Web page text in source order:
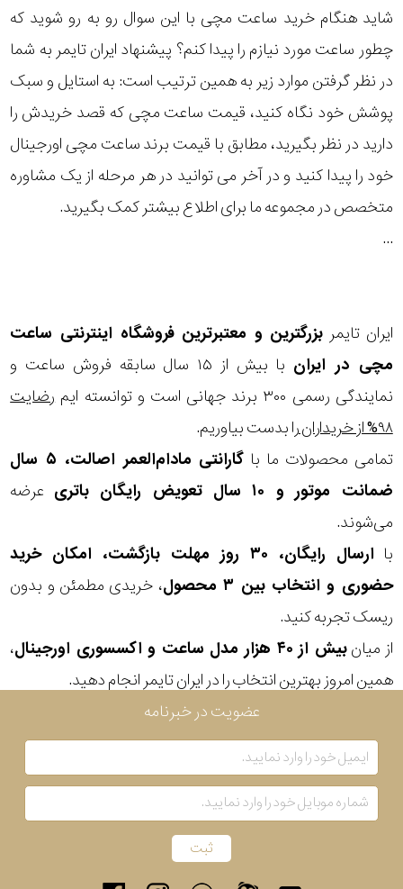
شاید هنگام خرید ساعت مچی با این سوال رو به رو شوید که
چطور ساعت مورد نیازم را پیدا کنم؟ پیشنهاد ایران تایمر به شما
در نظر گرفتن موارد زیر به همین ترتیب است: به استایل و سبک
پوشش خود نگاه کنید، قیمت ساعت مچی که قصد خریدش را
دارید در نظر بگیرید، مطابق با قیمت برند ساعت مچی اورجینال
خود را پیدا کنید و در آخر می توانید در هر مرحله از یک مشاوره
متخصص در مجموعه ما برای اطلاع بیشتر کمک بگیرید.
...
ایران تایمر بزرگترین و معتبرترین فروشگاه اینترنتی ساعت
مچی در ایران
با بیش از ۱۵ سال سابقه فروش ساعت و
نمایندگی رسمی ۳۰۰ برند جهانی است و توانسته ایم
رضایت
۹۸% از خریداران
را بدست بیاوریم.
تمامی محصولات ما با
گارانتی مادام‌العمر اصالت، ۵ سال
ضمانت موتور و ۱۰ سال تعویض رایگان باتری
عرضه
می‌شوند.
با
ارسال رایگان، ۳۰ روز مهلت بازگشت، امکان خرید
حضوری و انتخاب بین ۳ محصول
، خریدی مطمئن و بدون
ریسک تجربه کنید.
از میانبیش از ۴۰ هزار مدل ساعت و اکسسوری اورجینال
،
همین امروز بهترین انتخاب را در ایران تایمر انجام دهید.
متی
تیسوت
مازراتی
نمایش
بیشتر...
محدوده
عرض
قاب
طرح
بند
برابر
آب
شکل
ویژگی
نوع
موتورترکیب
کوارتز و
نمایش
رنگ
بکار
رفته
عضویت در خبرنامه